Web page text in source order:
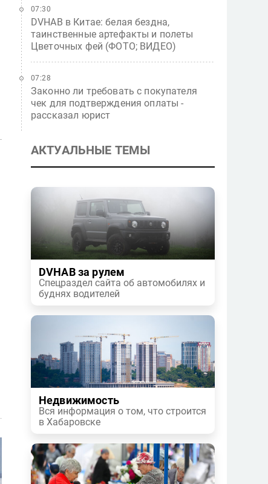
DVHAB в Китае: белая бездна,
таинственные артефакты и полеты
Цветочных фей (ФОТО; ВИДЕО)
07:30
Законно ли требовать с покупателя
чек для подтверждения оплаты -
рассказал юрист
07:28
АКТУАЛЬНЫЕ ТЕМЫ
DVHAB за рулем
Спецраздел сайта об автомобилях и
буднях водителей
Недвижимость
Вся информация о том, что строится
в Хабаровске